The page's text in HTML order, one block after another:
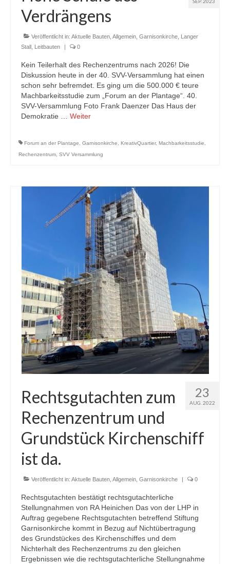
Verdrängens
Veröffentlicht in: Aktuelle Bauten Allgemein Garnisonkirche Langer
Stall Leitbauten | 0
Kein Teilerhalt des Rechenzentrums nach 2026! Die
Diskussion heute in der 40. SVV-Versammlung hat einen
schon sehr befremdet. Es ging um die 500.000 € teure
Machbarkeitsstudie zum „Forum an der Plantage“. 40.
SVV-Versammlung Foto Frank Daenzer Das Haus der
Demokratie … Weiter
Forum an der Plantage Garnisonkirche KreativQuartier, Machbarkeitsstudie
Rechenzentrum SVV Versammlung
23
AUG. 2022
Rechtsgutachten zum
Rechenzentrum und
Grundstück Kirchenschiff
ist da.
Veröffentlicht in: Aktuelle Bauten Allgemein Garnisonkirche | 0
Rechtsgutachten bestätigt rechtsgutachterliche
Stellungnahmen von RA Heinichen Das von der LHP in
Auftrag gegebene Rechtsgutachten betreffend Stiftung
Garnisonkirche kommt in Bezug auf Nichtübertragung
des Grundstückes des Kirchenschiffes und dem
Nichterhalt des Rechenzentrums zu den gleichen
Ergebnissen wie die rechtsgutachterliche Stellungnahme